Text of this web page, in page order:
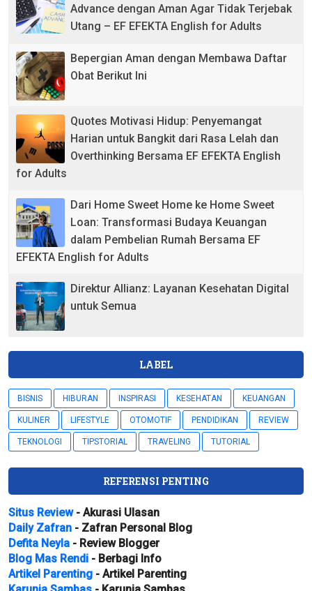
Advance dengan Aman Agar Tidak Terjebak
Utang – EF EFEKTA English for Adults
Bepergian Aman dengan Membawa Daftar
Obat Berikut Ini
Quotes Motivasi Hidup: Penyemangat
Harian untuk Bangkit dari Rasa Lelah dan
Overthinking Bersama EF EFEKTA English
for Adults
Dari Home Sweet Home ke Home Sweet
Loan: Transformasi Budaya Keuangan
dalam Pembelian Rumah Bersama EF
EFEKTA English for Adults
Direktur Allianz: Layanan Kesehatan Digital
untuk Semua
LABEL
BISNIS HIBURAN INSPIRASI KESEHATAN KEUANGAN
KULINER LIFESTYLE OTOMOTIF PENDIDIKAN REVIEW
TEKNOLOGI TIPSTORIAL TRAVELING TUTORIAL
REFERENSI PENTING
Situs Review- Akurasi Ulasan
Daily Zafran - Zafran Personal Blog
Defita Neyla - Review Blogger
Blog Mas Rendi - Berbagi Info
Artikel Parenting - Artikel Parenting